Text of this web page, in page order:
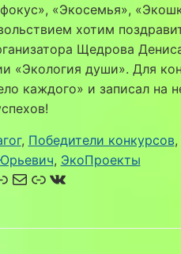
«Экосемья»,
хотим
Щедрова
«Экология души». Для
каждого» и записал на
, Победители конкурсов,
, ЭкоПроекты
Почта
Ссылка
ВКонтакте